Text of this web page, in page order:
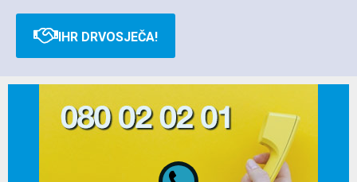
IHR DRVOSJEČA!